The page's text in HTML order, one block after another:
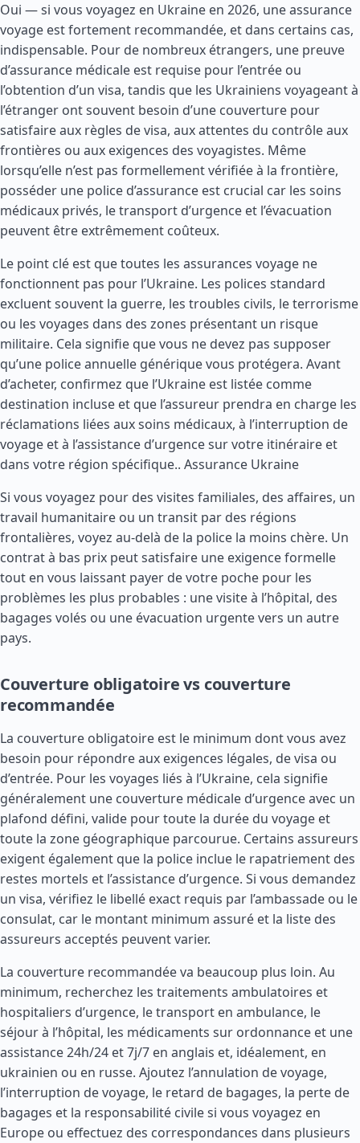
Oui — si vous voyagez en Ukraine en 2026, une assurance
voyage est fortement recommandée, et dans certains cas,
indispensable. Pour de nombreux étrangers, une preuve
d’assurance médicale est requise pour l’entrée ou
l’obtention d’un visa, tandis que les Ukrainiens voyageant à
l’étranger ont souvent besoin d’une couverture pour
satisfaire aux règles de visa, aux attentes du contrôle aux
frontières ou aux exigences des voyagistes. Même
lorsqu’elle n’est pas formellement vérifiée à la frontière,
posséder une police d’assurance est crucial car les soins
médicaux privés, le transport d’urgence et l’évacuation
peuvent être extrêmement coûteux.
Le point clé est que toutes les assurances voyage ne
fonctionnent pas pour l’Ukraine. Les polices standard
excluent souvent la guerre, les troubles civils, le terrorisme
ou les voyages dans des zones présentant un risque
militaire. Cela signifie que vous ne devez pas supposer
qu’une police annuelle générique vous protégera. Avant
d’acheter, confirmez que l’Ukraine est listée comme
destination incluse et que l’assureur prendra en charge les
réclamations liées aux soins médicaux, à l’interruption de
voyage et à l’assistance d’urgence sur votre itinéraire et
dans votre région spécifique.. Assurance Ukraine
Si vous voyagez pour des visites familiales, des affaires, un
travail humanitaire ou un transit par des régions
frontalières, voyez au-delà de la police la moins chère. Un
contrat à bas prix peut satisfaire une exigence formelle
tout en vous laissant payer de votre poche pour les
problèmes les plus probables : une visite à l’hôpital, des
bagages volés ou une évacuation urgente vers un autre
pays.
Couverture obligatoire vs couverture
recommandée
La couverture obligatoire est le minimum dont vous avez
besoin pour répondre aux exigences légales, de visa ou
d’entrée. Pour les voyages liés à l’Ukraine, cela signifie
généralement une couverture médicale d’urgence avec un
plafond défini, valide pour toute la durée du voyage et
toute la zone géographique parcourue. Certains assureurs
exigent également que la police inclue le rapatriement des
restes mortels et l’assistance d’urgence. Si vous demandez
un visa, vérifiez le libellé exact requis par l’ambassade ou le
consulat, car le montant minimum assuré et la liste des
assureurs acceptés peuvent varier.
La couverture recommandée va beaucoup plus loin. Au
minimum, recherchez les traitements ambulatoires et
hospitaliers d’urgence, le transport en ambulance, le
séjour à l’hôpital, les médicaments sur ordonnance et une
assistance 24h/24 et 7j/7 en anglais et, idéalement, en
ukrainien ou en russe. Ajoutez l’annulation de voyage,
l’interruption de voyage, le retard de bagages, la perte de
bagages et la responsabilité civile si vous voyagez en
Europe ou effectuez des correspondances dans plusieurs